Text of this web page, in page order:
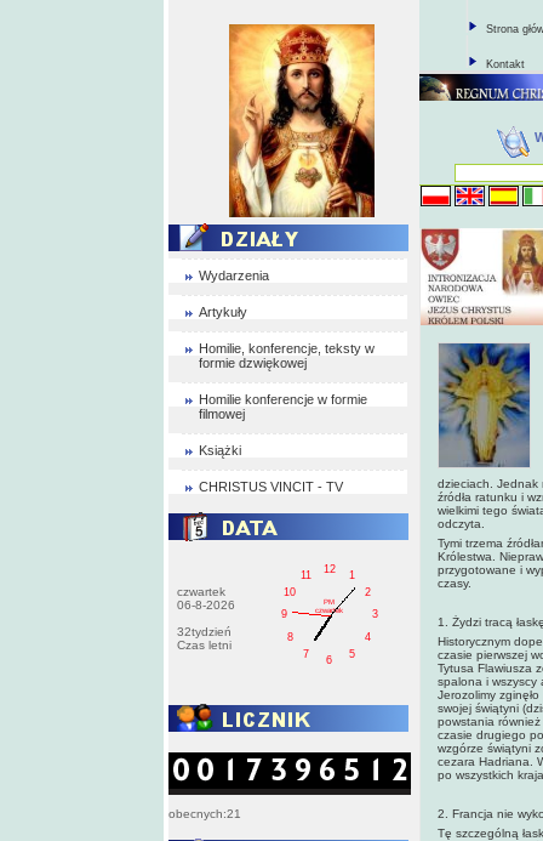
Wydarzenia
Artykuły
Homilie, konferencje, teksty w
formie dzwiękowej
Homilie konferencje w formie
filmowej
Książki
CHRISTUS VINCIT - TV
czwartek
06-8-2026
32tydzień
Czas letni
1
2
3
4
5
6
7
8
9
10
11
12
PM
czwartek
obecnych:21
Strona
Kontakt
dzieciach. Jednak
źródła ratunku i
wielkimi tego
odczyta.
Tymi trzema
Królestwa.
przygotowane i
czasy.
1. Żydzi tracą
Historycznym
czasie pierwszej
Tytusa Flawiusza
spalona i wszyscy
Jerozolimy
swojej świątyni
powstania
czasie drugiego
wzgórze świątyni
cezara Hadriana.
po wszystkich
2. Francja nie
Tę szczególną